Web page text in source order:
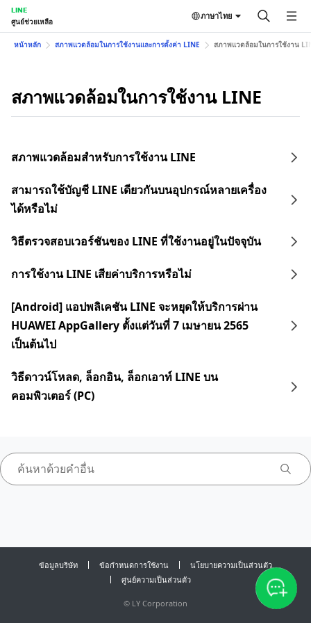
LINE
ศูนย์ช่วยเหลือ
ภาษาไทย
หน้าหลัก สภาพแวดล้อมในการใช้งานและการตั้งค่า LINE สภาพแวดล้อมในการใช้งาน
สภาพแวดล้อมในการใช้งาน LINE
สภาพแวดล้อมสำหรับการใช้งาน LINE
สามารถใช้บัญชี LINE เดียวกันบนอุปกรณ์หลายเครื่อง
ได้หรือไม่
วิธีตรวจสอบเวอร์ชันของ LINE ที่ใช้งานอยู่ในปัจจุบัน
การใช้งาน LINE เสียค่าบริการหรือไม่
[Android] แอปพลิเคชัน LINE จะหยุดให้บริการผ่าน
HUAWEI AppGallery ตั้งแต่วันที่ 7 เมษายน 2565
เป็นต้นไป
วิธีดาวน์โหลด, ล็อกอิน, ล็อกเอาท์ LINE บน
คอมพิวเตอร์ (PC)
ข้อมูลบริษัท ข้อกำหนดการใช้งาน
นโยบายความเป็นส่วนตัว
ศูนย์ความเป็นส่วนตัว
© LY Corporation